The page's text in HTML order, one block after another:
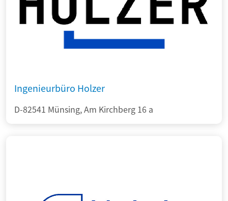
Ingenieurbüro Holzer
D-82541 Münsing, Am Kirchberg 16 a